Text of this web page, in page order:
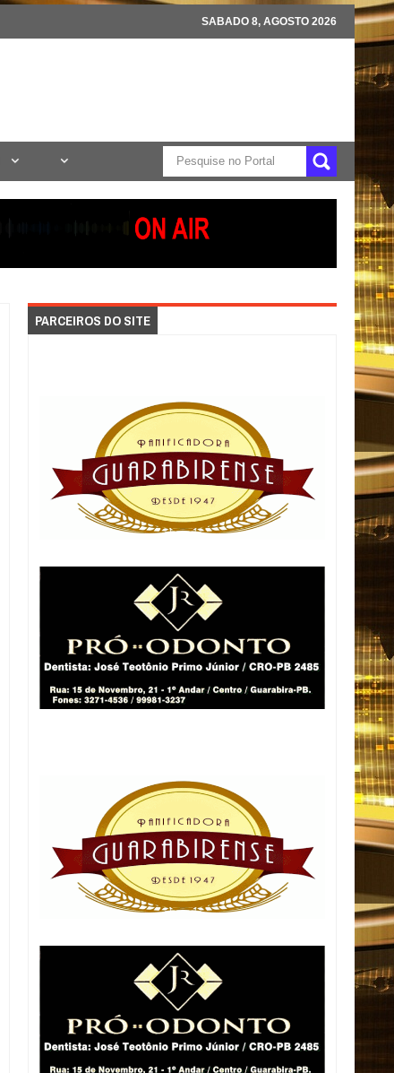
SABADO 8, AGOSTO 2026
PARCEIROS DO SITE